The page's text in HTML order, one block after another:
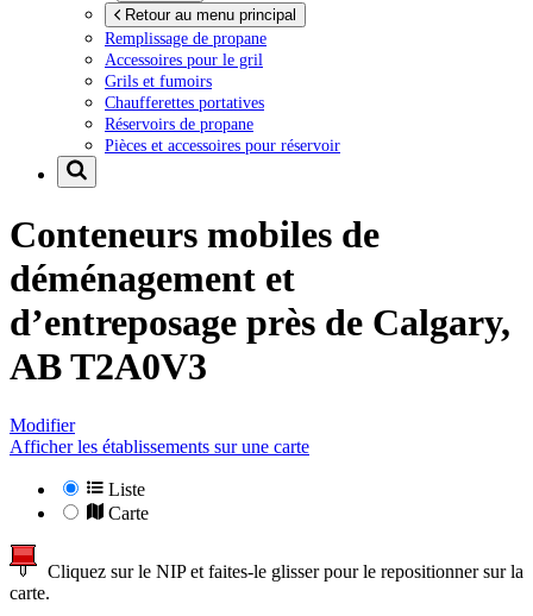
Retour au menu principal
Remplissage de propane
Accessoires pour le gril
Grils et fumoirs
Chaufferettes portatives
Réservoirs de propane
Pièces et accessoires pour réservoir
Conteneurs mobiles de
déménagement et
d’entreposage près de Calgary,
AB T2A0V3
Modifier
Afficher les établissements sur une carte
Liste
Carte
Cliquez sur le NIP et faites-le glisser pour le repositionner sur la
carte.